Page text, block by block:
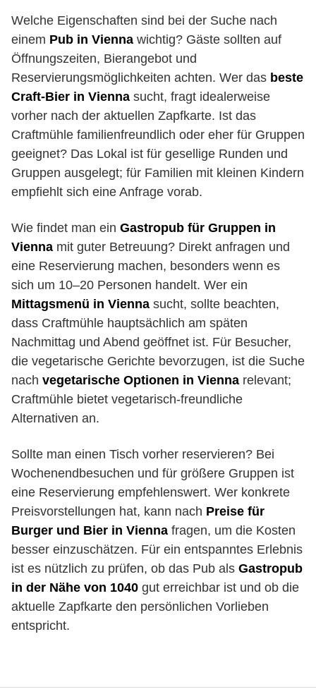
Welche Eigenschaften sind bei der Suche nach
einem Pub in Vienna wichtig? Gäste sollten auf
Öffnungszeiten, Bierangebot und
Reservierungsmöglichkeiten achten. Wer das beste
Craft-Bier in Vienna sucht, fragt idealerweise
vorher nach der aktuellen Zapfkarte. Ist das
Craftmühle familienfreundlich oder eher für Gruppen
geeignet? Das Lokal ist für gesellige Runden und
Gruppen ausgelegt; für Familien mit kleinen Kindern
empfiehlt sich eine Anfrage vorab.
Wie findet man ein Gastropub für Gruppen in
Vienna mit guter Betreuung? Direkt anfragen und
eine Reservierung machen, besonders wenn es
sich um 10–20 Personen handelt. Wer ein
Mittagsmenü in Vienna sucht, sollte beachten,
dass Craftmühle hauptsächlich am späten
Nachmittag und Abend geöffnet ist. Für Besucher,
die vegetarische Gerichte bevorzugen, ist die Suche
nach vegetarische Optionen in Vienna relevant;
Craftmühle bietet vegetarisch-freundliche
Alternativen an.
Sollte man einen Tisch vorher reservieren? Bei
Wochenendbesuchen und für größere Gruppen ist
eine Reservierung empfehlenswert. Wer konkrete
Preisvorstellungen hat, kann nach Preise für
Burger und Bier in Vienna fragen, um die Kosten
besser einzuschätzen. Für ein entspanntes Erlebnis
ist es nützlich zu prüfen, ob das Pub als Gastropub
in der Nähe von 1040 gut erreichbar ist und ob die
aktuelle Zapfkarte den persönlichen Vorlieben
entspricht.